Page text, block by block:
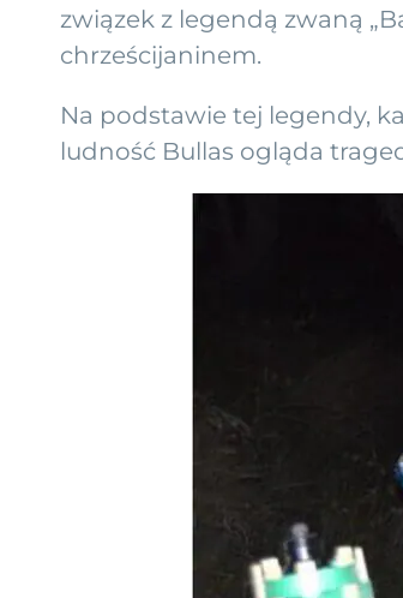
związek z legendą zwaną
chrześcijaninem.
Na podstawie tej legendy,
ludność Bullas ogląda